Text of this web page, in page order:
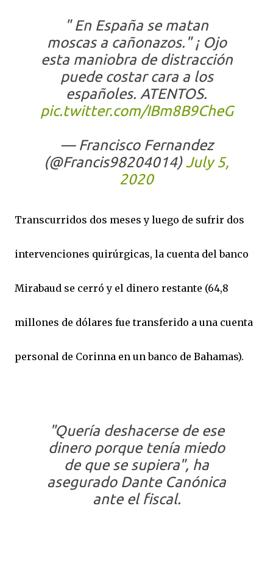
" En España se matan
moscas a cañonazos." ¡ Ojo
esta maniobra de distracción
puede costar cara a los
españoles. ATENTOS.
pic.twitter.com/IBm8B9CheG
— Francisco Fernandez
(@Francis98204014)July 5,
2020
Transcurridos dos meses y luego de sufrir dos
intervenciones quirúrgicas, la cuenta del banco
Mirabaud se cerró y el dinero restante (64,8
millones de dólares fue transferido a una cuenta
personal de Corinna en un banco de Bahamas).
"Quería deshacerse de ese
dinero porque tenía miedo
de que se supiera", ha
asegurado Dante Canónica
ante el fiscal.